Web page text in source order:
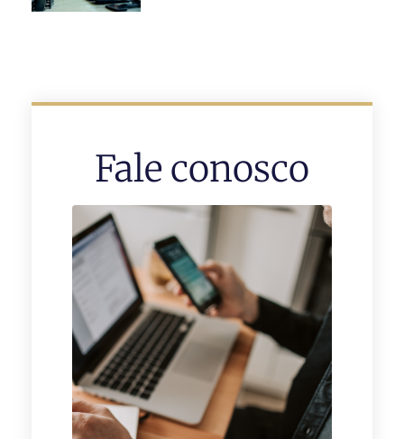
Fale conosco